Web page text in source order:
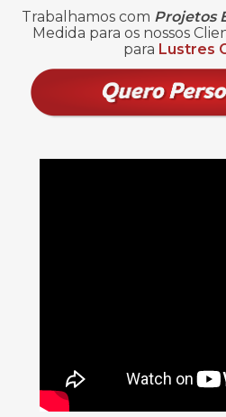
Trabalhamos com Projetos
Medida para os nossos
para Lustres